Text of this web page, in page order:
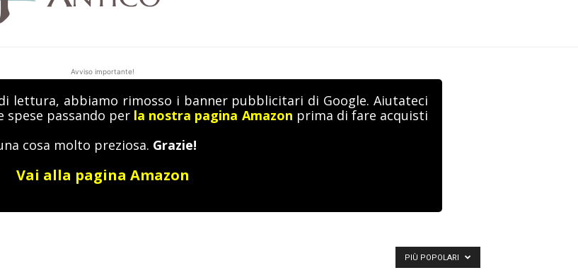
MediterraneoAntico
Avviso importante!
lettura, abbiamo rimosso i banner pubblicitari di Google. Aiutateci
spese passando per la nostra pagina Amazon prima di fare acquisti
cosa molto preziosa. Grazie!
Vai alla pagina Amazon
PIÙ POPOLARI